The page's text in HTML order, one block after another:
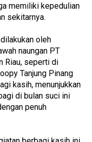
memiliki kepedulian
sekitarnya.
oleh
naungan PT
Riau, seperti di
Tanjung Pinang
kasih, menunjukkan
di bulan suci ini
penuh